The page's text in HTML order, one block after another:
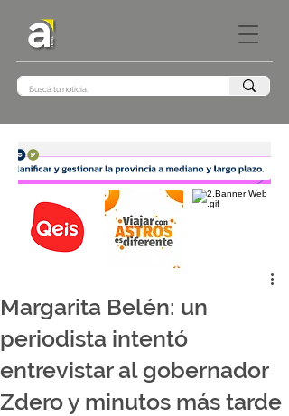
Margarita Belén: un
periodista intentó
entrevistar al gobernador
Zdero y minutos más tarde